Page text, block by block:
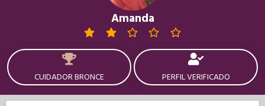
Amanda
CUIDADOR BRONCE PERFIL VERIFICADO